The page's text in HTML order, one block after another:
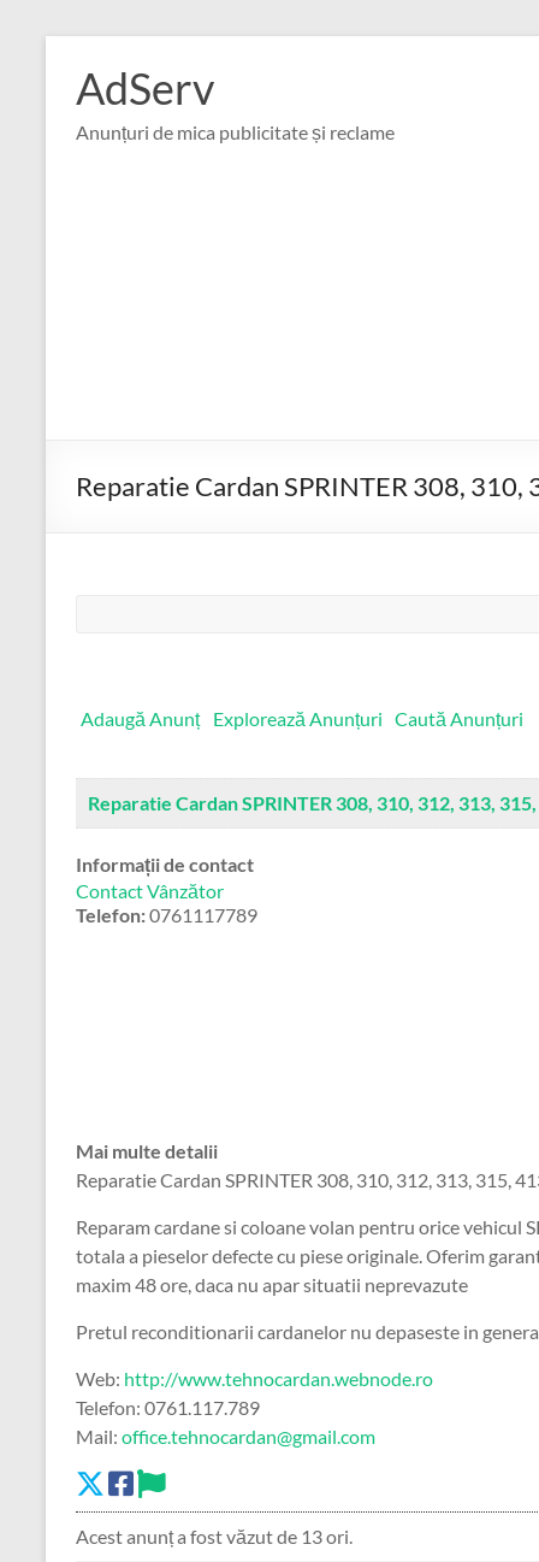
content
AdServ
Anunțuri de mica publicitate și reclame
Reparatie Cardan SPRINTER 308,
Adaugă Anunț Explorează Anunțuri Caută Anunțuri
Reparatie Cardan SPRINTER 308, 310, 312, 313,
Informații de contact
Contact Vânzător
Telefon:0761117789
Mai multe detalii
Reparatie Cardan SPRINTER 308, 310, 312, 313, 315,
Reparam cardane si coloane volan pentru orice vehicul
totala a pieselor defecte cu piese originale. Oferim
maxim 48 ore, daca nu apar situatii neprevazute
Pretul reconditionarii cardanelor nu depaseste in
Web: http://www.tehnocardan.webnode.ro
Telefon: 0761.117.789
Mail: office.tehnocardan@gmail.com
Acest anunț a fost văzut de 13 ori.